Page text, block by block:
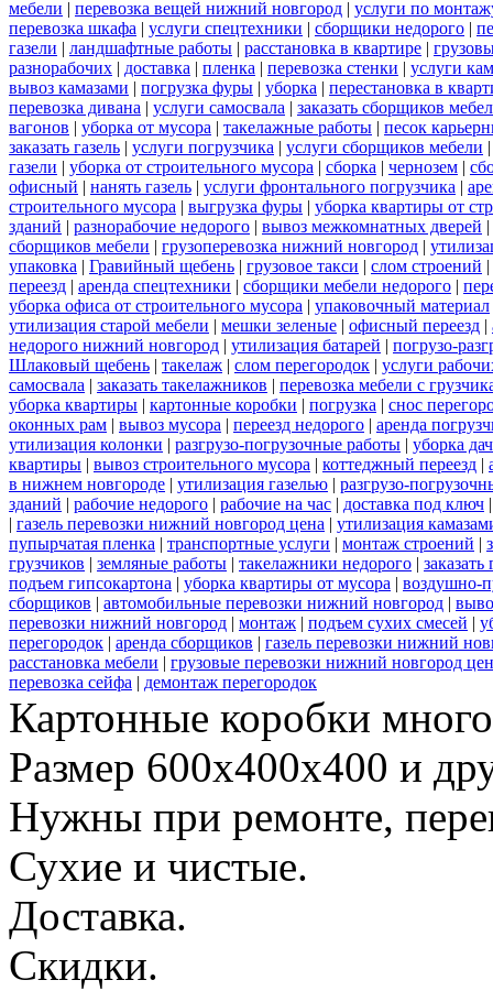
мебели | перевозка вещей нижний новгород | услуги по
перевозка шкафа | услуги спецтехники | сборщики недорого |
газели | ландшафтные работы | расстановка в квартире |
разнорабочих | доставка | пленка | перевозка стенки | услуги
вывоз камазами | погрузка фуры | уборка | перестановка в
перевозка дивана | услуги самосвала | заказать сборщиков
вагонов | уборка от мусора | такелажные работы | песок
заказать газель | услуги погрузчика | услуги сборщиков мебели
газели | уборка от строительного мусора | сборка | чернозем |
офисный | нанять газель | услуги фронтального погрузчика |
строительного мусора | выгрузка фуры | уборка квартиры от
зданий | разнорабочие недорого | вывоз межкомнатных дверей |
сборщиков мебели | грузоперевозка нижний новгород |
упаковка | Гравийный щебень | грузовое такси | слом строений |
переезд | аренда спецтехники | сборщики мебели недорого |
уборка офиса от строительного мусора | упаковочный материал
утилизация старой мебели | мешки зеленые | офисный переезд |
недорого нижний новгород | утилизация батарей | погрузо-
Шлаковый щебень | такелаж | слом перегородок | услуги
самосвала | заказать такелажников | перевозка мебели с
уборка квартиры | картонные коробки | погрузка | снос
оконных рам | вывоз мусора | переезд недорого | аренда
утилизация колонки | разгрузо-погрузочные работы | уборка
квартиры | вывоз строительного мусора | коттеджный переезд |
в нижнем новгороде | утилизация газелью | разгрузо-
зданий | рабочие недорого | рабочие на час | доставка под ключ
| газель перевозки нижний новгород цена | утилизация
пупырчатая пленка | транспортные услуги | монтаж строений |
грузчиков | земляные работы | такелажники недорого |
подъем гипсокартона | уборка квартиры от мусора | воздушно-
сборщиков | автомобильные перевозки нижний новгород |
перевозки нижний новгород | монтаж | подъем сухих смесей |
перегородок | аренда сборщиков | газель перевозки нижний
расстановка мебели | грузовые перевозки нижний новгород
перевозка сейфа | демонтаж перегородок
Картонные коробки
Размер 600х400х400 и
Нужны при ремонте,
Сухие и чистые.
Доставка.
Скидки.